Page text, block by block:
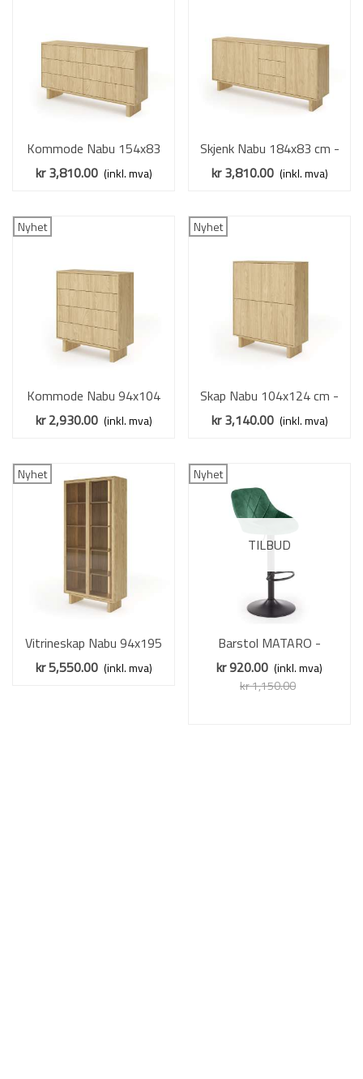
Kommode Nabu 154x83
cm - eik - 6 skuffer -
kr 3,810.00 (inkl. mva)
Skjenk Nabu 184x83 cm -
eik - 3 dører - 3 skuffer -
kr 3,810.00 (inkl. mva)
Nyhet
Kommode Nabu 94x104
cm - eik - 4 skuffer -
kr 2,930.00 (inkl. mva)
Nyhet
Skap Nabu 104x124 cm -
eik - 4 dører - japandi
kr 3,140.00 (inkl. mva)
Nyhet
Vitrineskap Nabu 94x195
cm - eik - 2 dører - med lys
kr 5,550.00 (inkl. mva)
Nyhet
TILBUD
Barstol MATARO -
flaskegrønn - justerbar
høyde
kr 920.00 (inkl. mva)
kr 1,150.00